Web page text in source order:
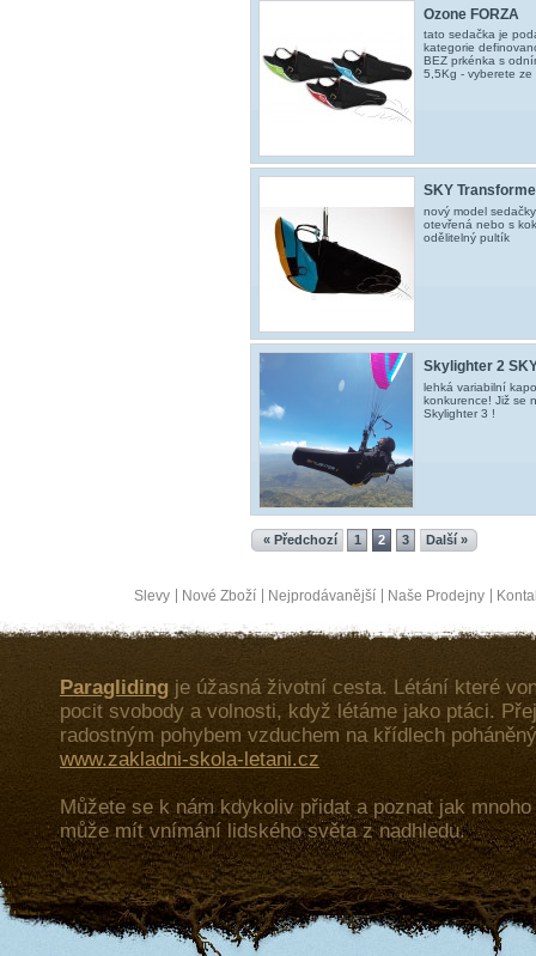
Ozone FORZA
tato sedačka je
kategorie
BEZ prkénka s
5,5Kg - vyberete
SKY
nový model
otevřená nebo s
odělitelný pultík
Skylighter 2
lehká variabilní
konkurence! Již se
Skylighter 3 !
« Předchozí 1 2 3 Další »
Slevy Nové Zboží Nejprodávanější Naše Prodejny
Paragliding je úžasná životní cesta. Létání které
pocit svobody a volnosti, když létáme jako ptáci.
radostným pohybem vzduchem na křídlech
www.zakladni-skola-letani.cz
Můžete se k nám kdykoliv přidat a poznat jak
může mít vnímání lidského světa z nadhledu.